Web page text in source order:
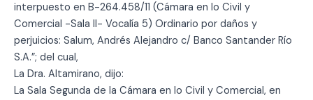
interpuesto en B-264.458/11 (Cámara en lo Civil y
Comercial -Sala II- Vocalía 5) Ordinario por daños y
perjuicios: Salum, Andrés Alejandro c/ Banco Santander Río
S.A.”; del cual,
La Dra. Altamirano, dijo:
La Sala Segunda de la Cámara en lo Civil y Comercial, en